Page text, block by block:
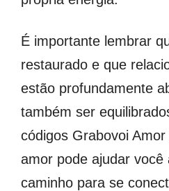
É importante lembrar
restaurado e que
estão profundamente
também ser
códigos Grabovoi
amor pode ajudar você
caminho para se